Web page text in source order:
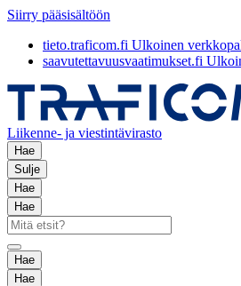
Siirry pääsisältöön
tieto.traficom.fi Ulkoinen
saavutettavuusvaatimukset.fi
Liikenne- ja viestintävirasto
Hae
Sulje
Hae
Hae
Hae
Hae